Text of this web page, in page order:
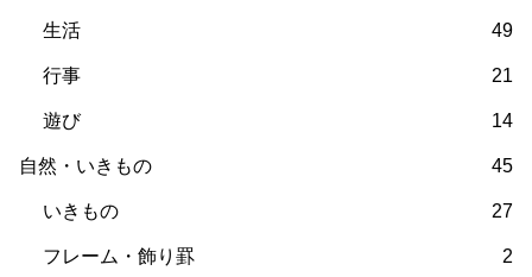
生活 49
行事 21
遊び 14
自然・いきもの 45
いきもの 27
フレーム・飾り罫 2